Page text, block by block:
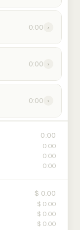
0:00 ›
0:00 ›
0:00 ›
0:00
0:00
0:00
0:00
$ 0.00
$ 0.00
$ 0.00
$ 0.00